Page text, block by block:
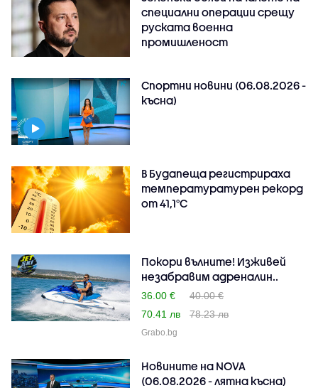
специални операции срещу
руската военна
промишленост
Спортни новини (06.08.2026 -
късна)
В Будапеща регистрираха
температуратурен рекорд
от 41,1°C
Покори вълните! Изживей
незабравим адреналин..
36.00 €
40.00 €
70.41 лв
78.23 лв
Grabo.bg
Новините на NOVA
(06.08.2026 - лятна късна)